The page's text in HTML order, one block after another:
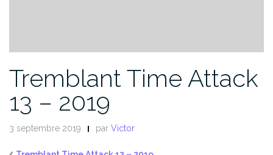
Tremblant Time Attack
13 – 2019
3 septembre 2019 par Victor